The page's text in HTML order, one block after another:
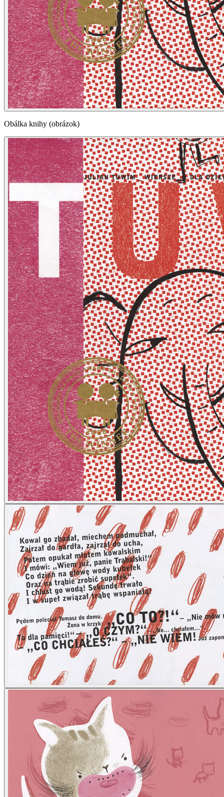
Obálka knihy (obrázok)